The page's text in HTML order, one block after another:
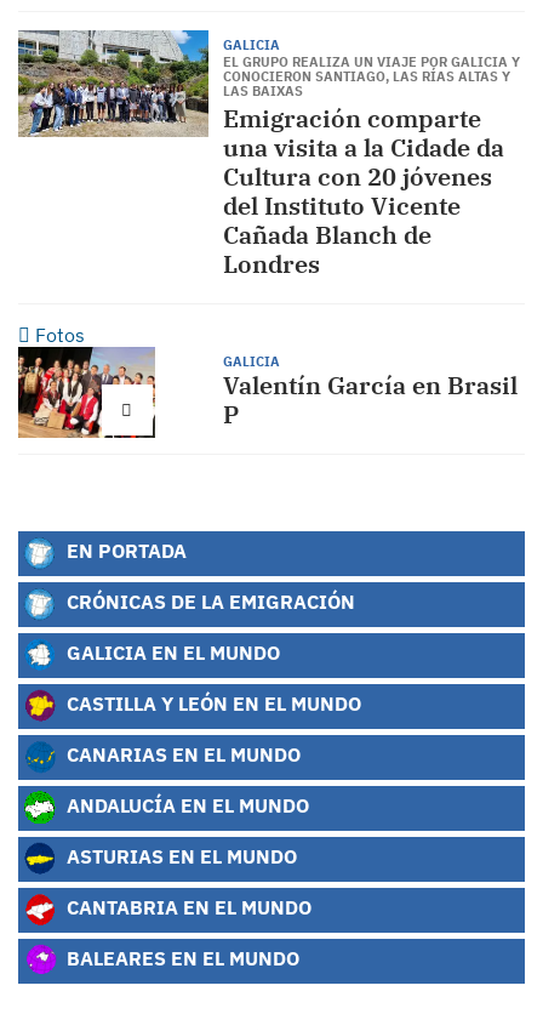
GALICIA
EL GRUPO REALIZA UN VIAJE POR GALICIA Y
CONOCIERON SANTIAGO, LAS RÍAS ALTAS Y
LAS BAIXAS
Emigración comparte
una visita a la Cidade da
Cultura con 20 jóvenes
del Instituto Vicente
Cañada Blanch de
Londres
Fotos
GALICIA
Valentín García en Brasil
P
EN PORTADA
CRÓNICAS DE LA EMIGRACIÓN
GALICIA EN EL MUNDO
CASTILLA Y LEÓN EN EL MUNDO
CANARIAS EN EL MUNDO
ANDALUCÍA EN EL MUNDO
ASTURIAS EN EL MUNDO
CANTABRIA EN EL MUNDO
BALEARES EN EL MUNDO